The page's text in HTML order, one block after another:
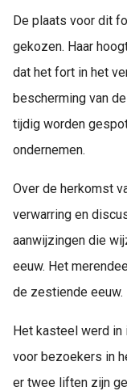
De plaats voor dit
gekozen. Haar
dat het fort in het
bescherming van
tijdig worden
ondernemen.
Over de herkomst
verwarring en
aanwijzingen die
eeuw. Het
de zestiende eeuw.
Het kasteel werd
voor bezoekers in
er twee liften zijn